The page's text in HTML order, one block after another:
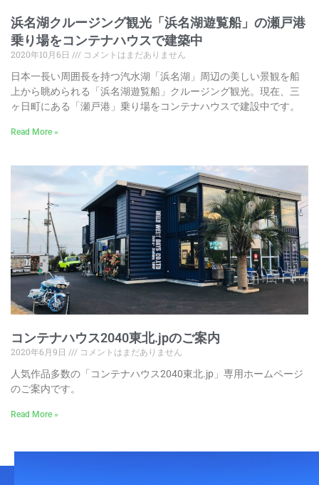
浜名湖クルージング観光「浜名湖遊覧船」の瀬戸港
乗り場をコンテナハウスで建築中
2020年10月6日
コメントはまだありません
日本一長い周囲長を持つ汽水湖「浜名湖」周辺の美しい景観を船
上から眺められる「浜名湖遊覧船」クルージング観光。現在、三
ヶ日町にある「瀬戸港」乗り場をコンテナハウスで建設中です。
Read More »
コンテナハウス2040東北.jpのご案内
2020年6月9日
コメントはまだありません
人気作品多数の「コンテナハウス2040東北.jp」専用ホームページ
のご案内です。
Read More »